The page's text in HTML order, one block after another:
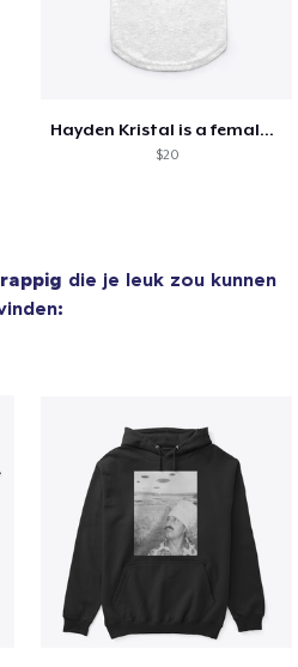
Hayden Kristal is a female comedian
$20
die je leuk zou kunnen